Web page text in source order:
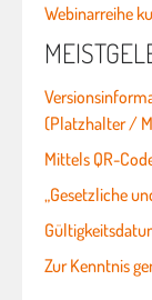
Webinarreihe
(Platzhalter /
Mittels QR-
„Gesetzliche
Zur Kenntnis